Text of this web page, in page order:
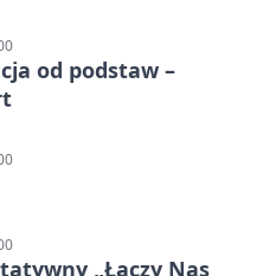
od podstaw –
„Łączy Nas